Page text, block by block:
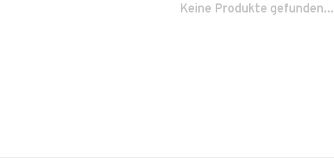
Keine Produkte gefunden...